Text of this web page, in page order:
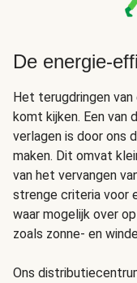
De energie-
Het terugdringen
komt kijken. Een
verlagen is door ons
maken. Dit omvat
van het vervangen
strenge criteria voor
waar mogelijk over
zoals zonne- en
Ons